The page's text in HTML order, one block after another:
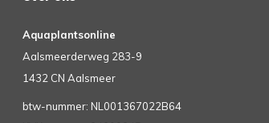
Aquaplantsonline
Aalsmeerderweg 283-9
1432 CN Aalsmeer
btw-nummer: NL001367022B64